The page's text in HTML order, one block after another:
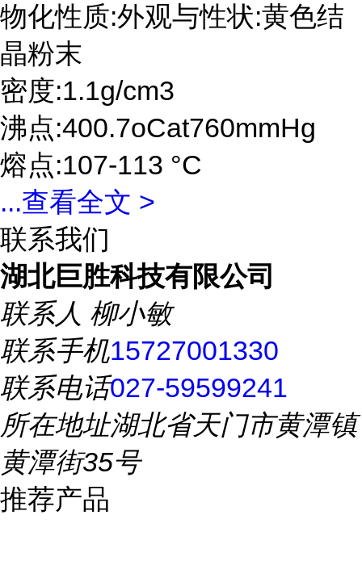
物化性质:外观与性状:黄色结
晶粉末
密度:1.1g/cm3
沸点:400.7oCat760mmHg
熔点:107-113 °C
...查看全文 >
联系我们
湖北巨胜科技有限公司
联系人 柳小敏
联系手机15727001330
联系电话027-59599241
所在地址湖北省天门市黄潭镇
黄潭街35号
推荐产品